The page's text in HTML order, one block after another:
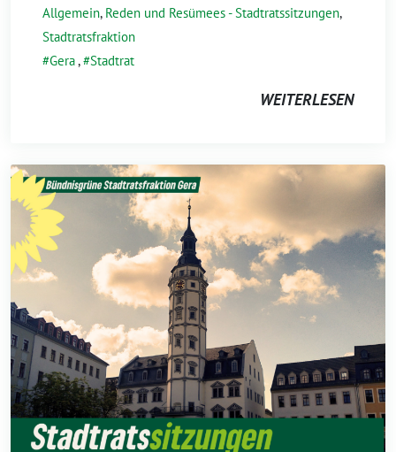
Allgemein, Reden und Resümees - Stadtratssitzungen,
Stadtratsfraktion
Gera, Stadtrat
WEITERLESEN